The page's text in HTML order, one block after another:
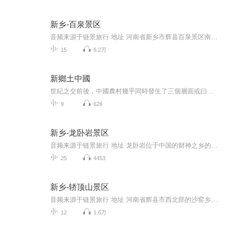
新乡-百泉景区
15 6.2万
新鄉土中國
9 626
新乡-龙卧岩景区
25 4453
新乡-轿顶山景区
12 1.6万